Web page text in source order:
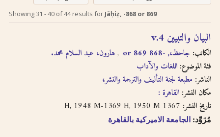
Search tips in
Arabic
Searches you
information about
each book, both in
إرشادات للبحث لدى
استخدام الترجمة
الصوتية بالحروف
اللاتينية
إن عملية البحث التي تجريها في
هذا الموقع تعطي وصف
ببليوغرافي عن الكتاب
المسترجع باللغتين العربية
والانجليزية ولكنها لا تقدّم
Showing31 -40of44 results for Jāḥiẓ, -868 or 869
البيان والتبيين v.4
الكاتب: جاحظ،, -868 or 869
هارون، عبد السلام محمد.
فئة الموضوع: اللغات والآداب
الناشر: مطبعة لجنة التأليف والترجمة والنشر،
مكان النشر: القاهرة :
تاريخ النشر:
مُزَوِّد: الجامعة الاميركية بالقاهرة